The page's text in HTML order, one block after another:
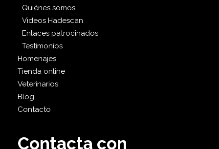
Quiénes somos
Videos Hadescan
Enlaces patrocinados
Testimonios
Homenajes
Tienda online
Veterinarios
Blog
Contacto
Contacta con